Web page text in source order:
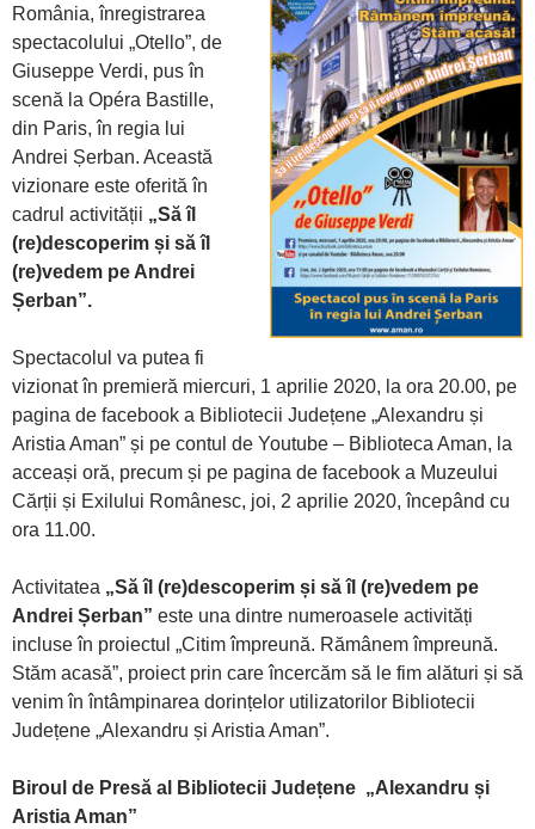
România, înregistrarea
spectacolului „Otello”, de
Giuseppe Verdi, pus în
scenă la Opéra Bastille,
din Paris, în regia lui
Andrei Șerban. Această
vizionare este oferită în
cadrul activității „Să îl
(re)descoperim și să îl
(re)vedem pe Andrei
Șerban”.
Spectacolul va putea fi
vizionat în premieră miercuri, 1 aprilie 2020, la ora 20.00, pe
pagina de facebook a Bibliotecii Județene „Alexandru și
Aristia Aman” și pe contul de Youtube – Biblioteca Aman, la
acceași oră, precum și pe pagina de facebook a Muzeului
Cărții și Exilului Românesc, joi, 2 aprilie 2020, începând cu
ora 11.00.
Activitatea „Să îl (re)descoperim și să îl (re)vedem pe
Andrei Șerban” este una dintre numeroasele activități
incluse în proiectul „Citim împreună. Rămânem împreună.
Stăm acasă”, proiect prin care încercăm să le fim alături și să
venim în întâmpinarea dorințelor utilizatorilor Bibliotecii
Județene „Alexandru și Aristia Aman”.
Biroul de Presă al Bibliotecii Județene „Alexandru și
Aristia Aman”